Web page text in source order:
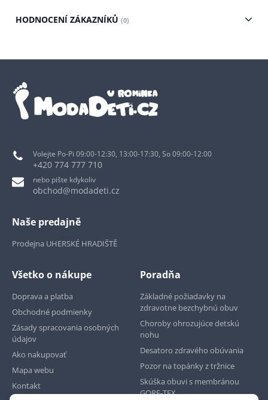
HODNOCENÍ ZÁKAZNÍKŮ (0)
Volejte Po-Pi 09:00-12:30, 13:00-17:30, So 09:00-12:00
+420 774 777 710
nebo pište kdykoliv
obchod@modadeti.cz
Naše predajně
Prodejna UHERSKÉ HRADIŠTĚ
Všetko o nákupe
Doprava a platba
Obchodné podmienky
Zásady spracovania osobných
údajov
Ako nakupovať
Mapa webu
Kontakt
Poradňa
Základné požiadavky na
zdravotne bezchybnú obuv
Choroby ohrozujúce detskú
nohu
Desatoro zdravého obúvania
Pozor na topánky z tržnice
Skúška obuvi s membránou
GORE-TEX